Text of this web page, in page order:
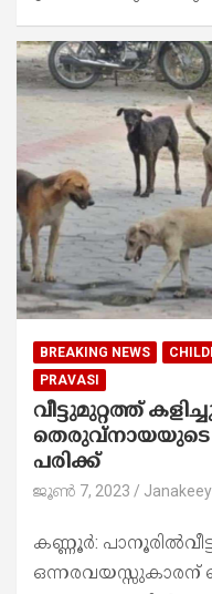
BREAKING NEWS
PRAVASI
വീട്ടുമുറ്റത്ത്
പരിക്ക്
ജൂൺ 7, 2023
കണ്ണൂർ: